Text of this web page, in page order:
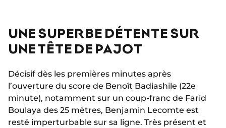
UNE SUPERBE DÉTENTE SUR
UNE TÊTE DE PAJOT
Décisif dès les premières minutes après
l’ouverture du score de Benoît Badiashile (22e
minute), notamment sur un coup-franc de Farid
Boulaya des 25 mètres, Benjamin Lecomte est
resté imperturbable sur sa ligne. Très présent et